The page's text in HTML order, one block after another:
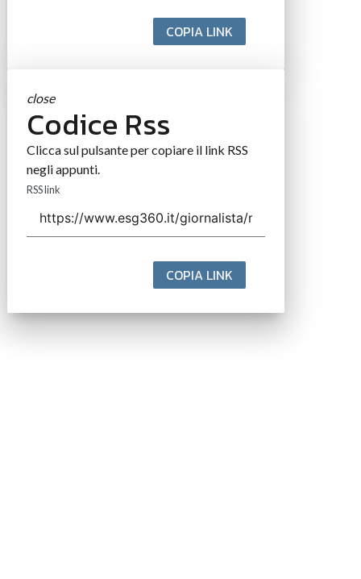
COPIA LINK
close
Codice Rss
Clicca sul pulsante per copiare il link RSS
negli appunti.
RSS link
COPIA LINK